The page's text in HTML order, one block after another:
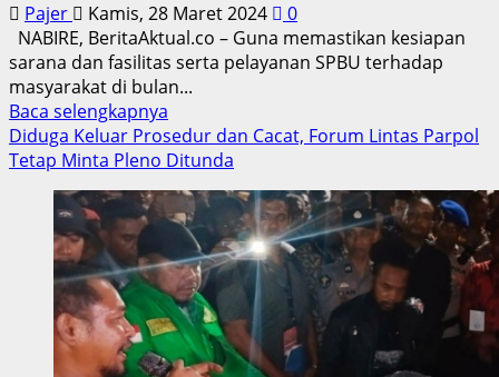
Pajer Kamis, 28 Maret 2024
0
NABIRE, BeritaAktual.co – Guna memastikan kesiapan
sarana dan fasilitas serta pelayanan SPBU terhadap
masyarakat di bulan...
Baca selengkapnya
more
about
SPBU
Nabire,
Pertamina
Tinjau
Kesiapan
Sarfas
SPBU
Diduga Keluar Prosedur dan Cacat, Forum Lintas Parpol
Tetap Minta Pleno Ditunda